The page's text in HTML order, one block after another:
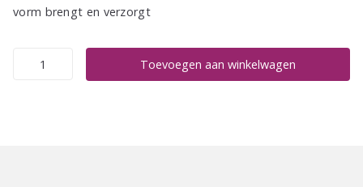
vorm brengt en verzorgt
Kérastase
Toevoegen aan winkelwagen